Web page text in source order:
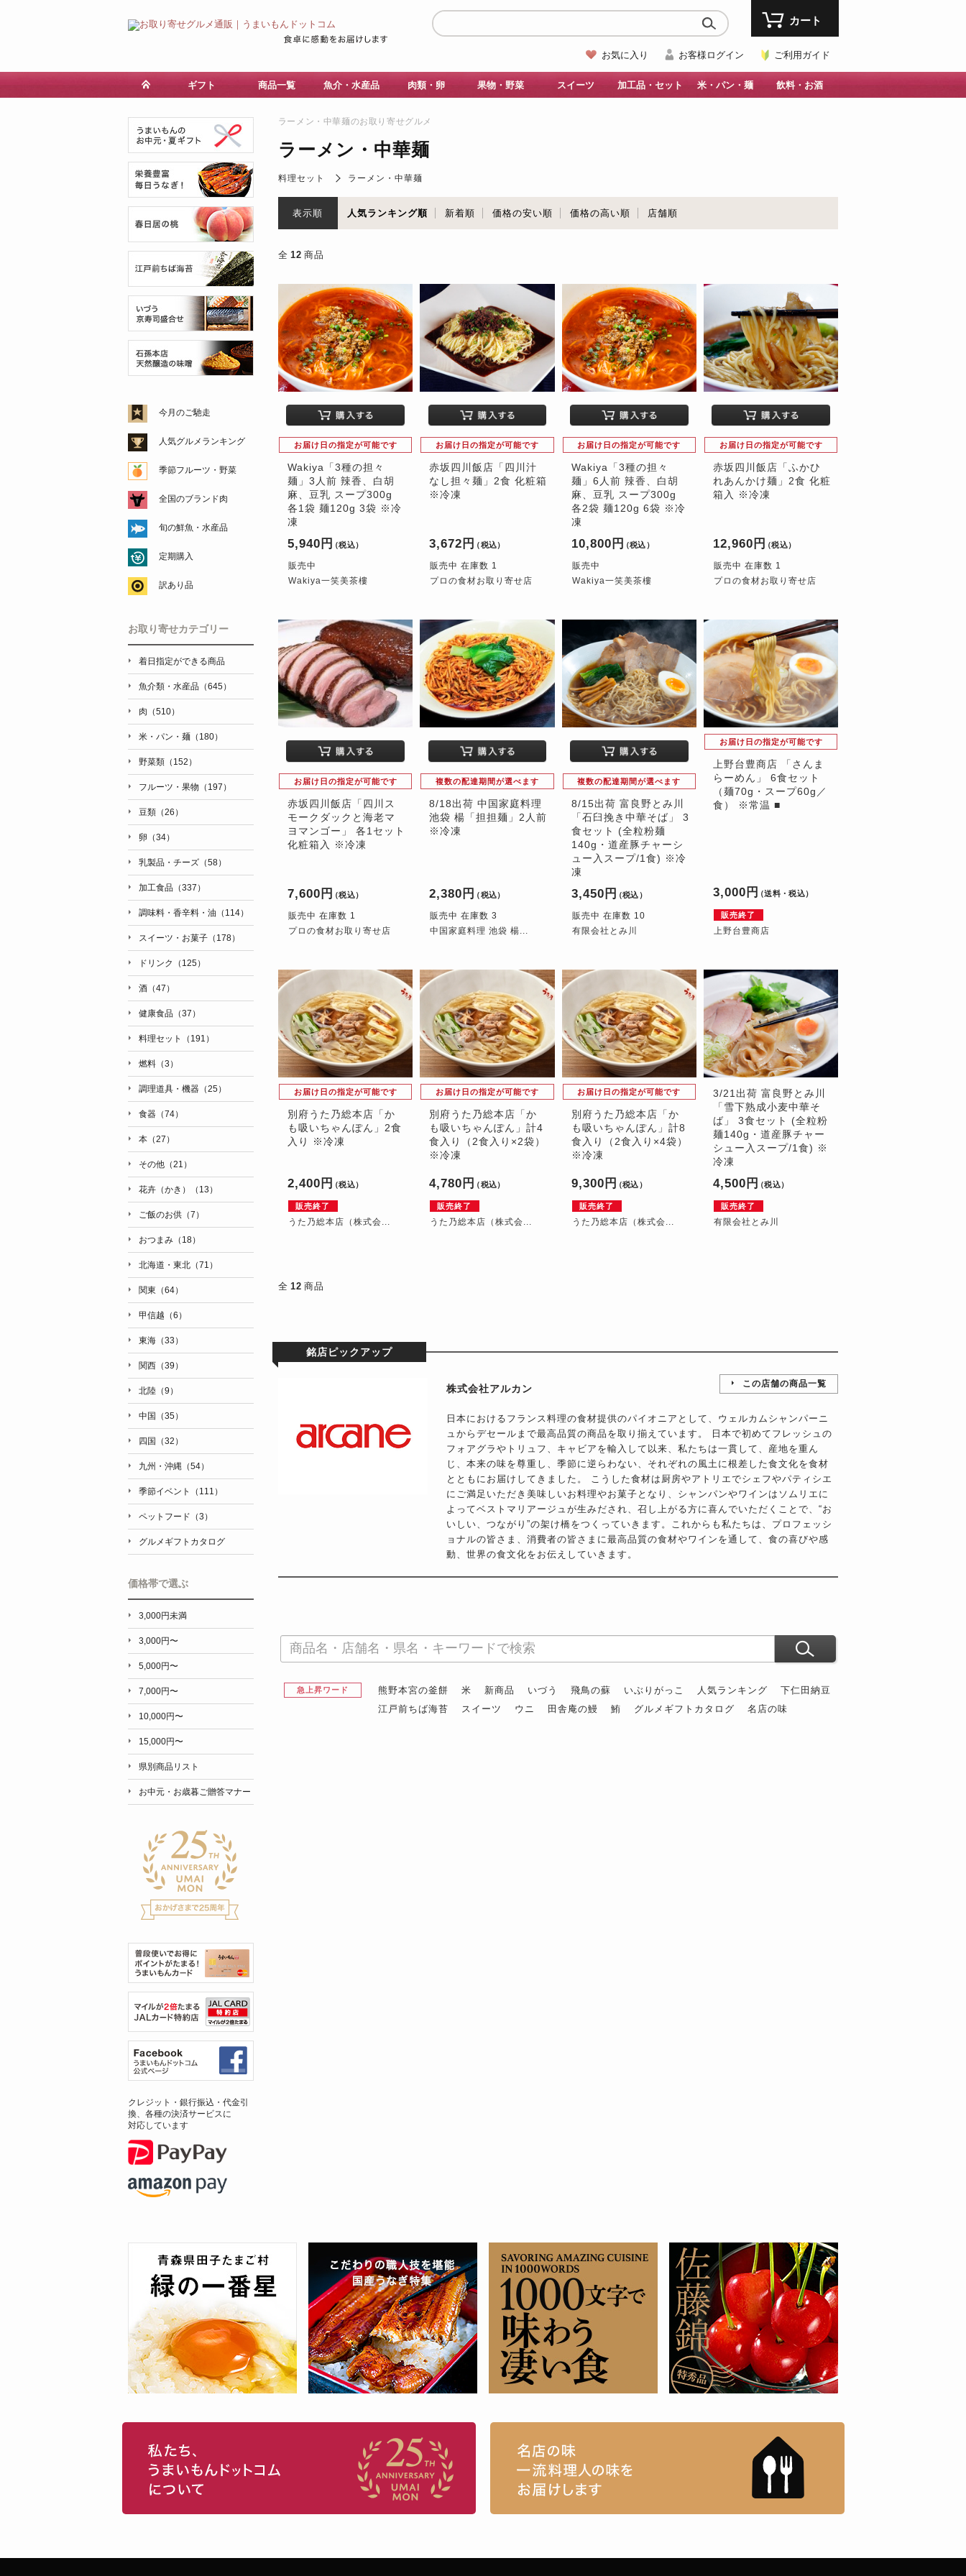
お気に入り お客様ログイン ご利用ガイド
カート
ギフト 商品一覧 魚介・水産品 肉類・卵 果物・野菜 スイーツ 加工品・セット 米・パン・麺 飲料・お酒
ラーメン・中華麺のお取り寄せグルメ
ラーメン・中華麺
料理セット ラーメン・中華麺
表示順 人気ランキング順 新着順 価格の安い順 価格の高い順 店舗順
全 12 商品
お届け日の指定が可能です
Wakiya「3種の担々
麺」3人前 辣香、白胡
麻、豆乳 スープ300g
各1袋 麺120g 3袋 ※冷
凍
5,940円（税込）
販売中
Wakiya一笑美茶樓
お届け日の指定が可能です
赤坂四川飯店「四川汁
なし担々麺」2食 化粧箱
※冷凍
3,672円 （税込）
販売中 在庫数 1
プロの食材お取り寄せ店
お届け日の指定が可能です
Wakiya「3種の担々
麺」6人前 辣香、白胡
麻、豆乳 スープ300g
各2袋 麺120g 6袋 ※冷
凍
10,800円（税込）
販売中
Wakiya一笑美茶樓
お届け日の指定が可能です
赤坂四川飯店「ふかひ
れあんかけ麺」2食 化粧
箱入 ※冷凍
12,960円 （税込）
販売中 在庫数 1
プロの食材お取り寄せ店
お届け日の指定が可能です
赤坂四川飯店「四川ス
モークダックと海老マ
ヨマンゴー」 各1セット
化粧箱入 ※冷凍
7,600円（税込）
販売中 在庫数 1
プロの食材お取り寄せ店
複数の配達期間が選べます
8/18出荷 中国家庭料理
池袋 楊「担担麺」2人前
※冷凍
2,380円 （税込）
販売中 在庫数 3
中国家庭料理 池袋 楊...
複数の配達期間が選べます
8/15出荷 富良野とみ川
「石臼挽き中華そば」 3
食セット (全粒粉麺
140g・道産豚チャーシ
ュー入スープ/1食) ※冷
凍
3,450円（税込）
販売中 在庫数 10
有限会社とみ川
お届け日の指定が可能です
上野台豊商店 「さんま
らーめん」 6食セット
（麺70g・スープ60g／
食） ※常温 ■
3,000円 （送料・税込）
販売終了
上野台豊商店
お届け日の指定が可能です
別府うた乃総本店「か
も吸いちゃんぽん」2食
入り ※冷凍
2,400円（税込）
販売終了
うた乃総本店（株式会...
お届け日の指定が可能です
別府うた乃総本店「か
も吸いちゃんぽん」計4
食入り（2食入り×2袋）
※冷凍
4,780円 （税込）
販売終了
うた乃総本店（株式会...
お届け日の指定が可能です
別府うた乃総本店「か
も吸いちゃんぽん」計8
食入り（2食入り×4袋）
※冷凍
9,300円（税込）
販売終了
うた乃総本店（株式会...
3/21出荷 富良野とみ川
「雪下熟成小麦中華そ
ば」 3食セット (全粒粉
麺140g・道産豚チャー
シュー入スープ/1食) ※
冷凍
4,500円 （税込）
販売終了
有限会社とみ川
全 12 商品
銘店ピックアップ
株式会社アルカン この店舗の商品一覧
日本におけるフランス料理の食材提供のパイオニアとして、ウェルカムシャンパーニ
ュからデセールまで最高品質の商品を取り揃えています。 日本で初めてフレッシュの
フォアグラやトリュフ、キャビアを輸入して以来、私たちは一貫して、産地を重ん
じ、本来の味を尊重し、季節に逆らわない、それぞれの風土に根差した食文化を食材
とともにお届けしてきました。 こうした食材は厨房やアトリエでシェフやパティシエ
にご満足いただき美味しいお料理やお菓子となり、シャンパンやワインはソムリエに
よってベストマリアージュが生みだされ、召し上がる方に喜んでいただくことで、“お
いしい、つながり”の架け橋をつくっていきます。これからも私たちは、プロフェッシ
ョナルの皆さま、消費者の皆さまに最高品質の食材やワインを通して、食の喜びや感
動、世界の食文化をお伝えしていきます。
急上昇ワード 熊野本宮の釜餅 米 新商品 いづう 飛鳥の蘇 いぶりがっこ 人気ランキング
下仁田納豆
江戸前ちば海苔
スイーツ ウニ 田舎庵の鰻 鮪 グルメギフトカタログ 名店の味
今月のご馳走
人気グルメランキング
季節フルーツ・野菜
全国のブランド肉
旬の鮮魚・水産品
定期購入
訳あり品
お取り寄せカテゴリー
着日指定ができる商品
魚介類・水産品（645）
肉（510）
米・パン・麺（180）
野菜類（152）
フルーツ・果物（197）
豆類（26）
卵（34）
乳製品・チーズ（58）
加工食品（337）
調味料・香辛料・油（114）
スイーツ・お菓子（178）
ドリンク（125）
酒（47）
健康食品（37）
料理セット（191）
燃料（3）
調理道具・機器（25）
食器（74）
本（27）
その他（21）
花卉（かき）（13）
ご飯のお供（7）
おつまみ（18）
北海道・東北（71）
関東（64）
甲信越（6）
東海（33）
関西（39）
北陸（9）
中国（35）
四国（32）
九州・沖縄（54）
季節イベント（111）
ペットフード（3）
グルメギフトカタログ
価格帯で選ぶ
3,000円未満
3,000円〜
5,000円〜
7,000円〜
10,000円〜
15,000円〜
県別商品リスト
お中元・お歳暮ご贈答マナー
クレジット・銀行振込・代金引
換、各種の決済サービスに
対応しています